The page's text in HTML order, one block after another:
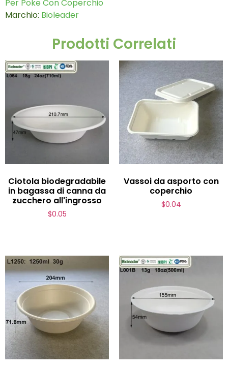
Per Poke Con Coperchio
Marchio: Bioleader
Prodotti Correlati
Ciotola biodegradabile
in bagassa di canna da
zucchero all'ingrosso
$0.05
Vassoi da asporto con
coperchio
$0.04